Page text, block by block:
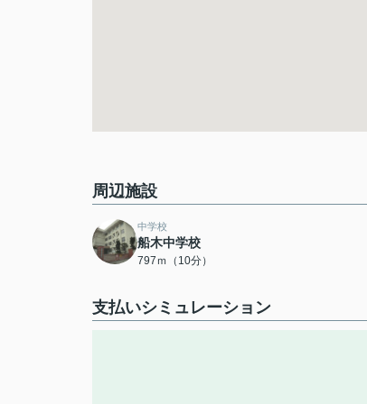
周辺施設
中学校
船木中学校
797ｍ（10分）
支払いシミュレーション